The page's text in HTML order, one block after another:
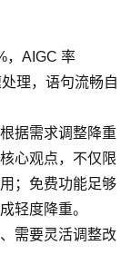
，AIGC 率
理，语句流畅自
据需求调整降重
心观点，不仅限
；免费功能足够
轻度降重。
需要灵活调整改